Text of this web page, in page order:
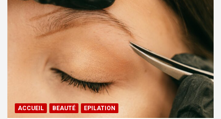
ACCUEIL BEAUTÉ EPILATION